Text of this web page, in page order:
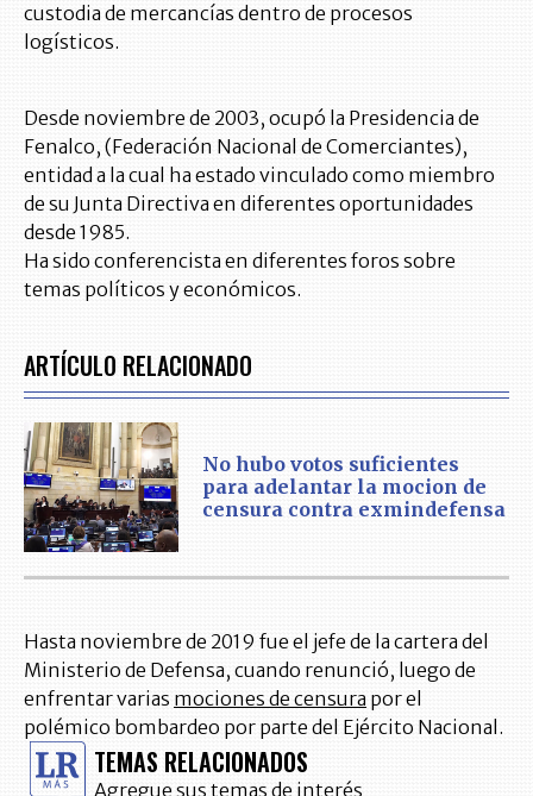
custodia de mercancías dentro de procesos
logísticos.
Desde noviembre de 2003, ocupó la Presidencia de
Fenalco, (Federación Nacional de Comerciantes),
entidad a la cual ha estado vinculado como miembro
de su Junta Directiva en diferentes oportunidades
desde 1985.
Ha sido conferencista en diferentes foros sobre
temas políticos y económicos.
ARTÍCULO RELACIONADO
No hubo votos suficientes
para adelantar la mocion de
censura contra exmindefensa
Hasta noviembre de 2019 fue el jefe de la cartera del
Ministerio de Defensa, cuando renunció, luego de
enfrentar varias mociones de censura por el
polémico bombardeo por parte del Ejército Nacional.
TEMAS RELACIONADOS
Agregue sus temas de interés